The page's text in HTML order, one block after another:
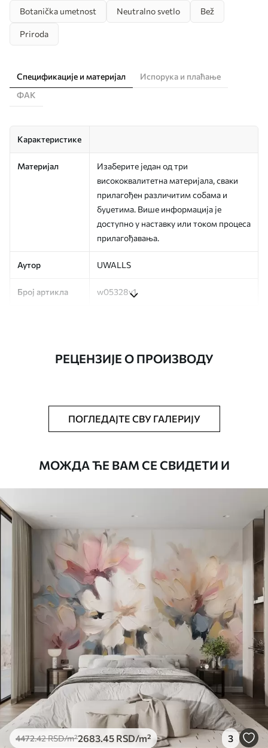
Botanička umetnost Neutralno svetlo Bež
Priroda
Спецификације и материјал
Испорука и плаћање
ФАК
Карактеристике
Материјал
Изаберите један од три
висококвалитетна материјала, сваки
прилагођен различитим собама и
буџетима. Више информација је
доступно у наставку или током процеса
прилагођавања.
Аутор UWALLS
Број артикла w05328v1
Тапета се може нежно очистити меким
сунђером. Позадине са завршном
водом.
Доступни материјали
Стандард
.42 2683 .45RSD/m²
Премиум
5525.00 3315 .00RSD /m²
Премиум
.333800.00RSD/m²
Peel and Stick
8166.674900.00RSD/m²
РЕЦЕНЗИЈЕ О ПРОИЗВОДУ
ПОГЛЕДАЈТЕ СВУ ГАЛЕРИЈУ
МОЖДА ЋЕ ВАМ СЕ СВИДЕТИ И
4472.42RSD/m²2683 .45 RSD/m² 3